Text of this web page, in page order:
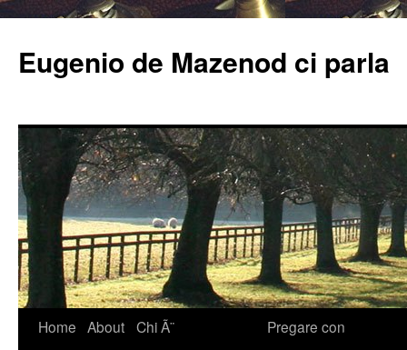
Eugenio de Mazenod ci parla
Home About Chi Ã¨
Pregare con